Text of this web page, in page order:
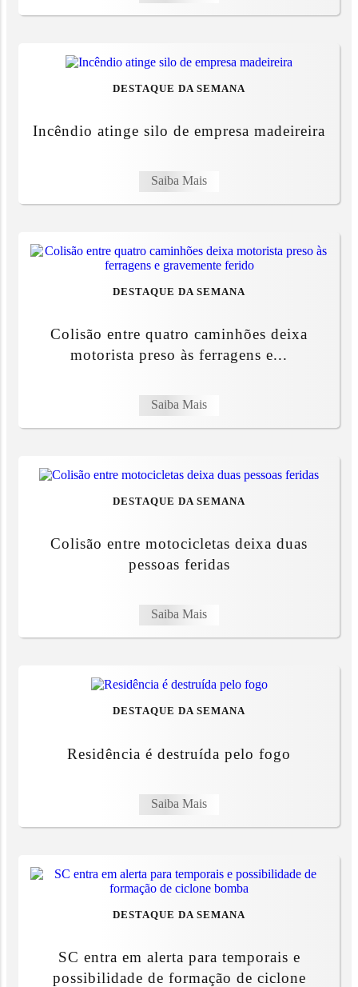
DESTAQUE DA SEMANA
Incêndio atinge silo de empresa madeireira
Saiba Mais
DESTAQUE DA SEMANA
Colisão entre quatro caminhões deixa
motorista preso às ferragens e...
Saiba Mais
DESTAQUE DA SEMANA
Colisão entre motocicletas deixa duas
pessoas feridas
Saiba Mais
DESTAQUE DA SEMANA
Residência é destruída pelo fogo
Saiba Mais
DESTAQUE DA SEMANA
SC entra em alerta para temporais e
possibilidade de formação de ciclone